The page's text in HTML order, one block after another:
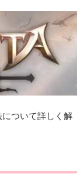
ついて詳しく解